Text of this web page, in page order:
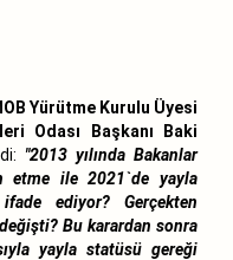
Yürütme Kurulu Üyesi
Odası Başkanı Baki
"2013 yılında Bakanlar
etme ile 2021`de yayla
ediyor? Gerçekten
Bu karardan sonra
yayla statüsü gereği